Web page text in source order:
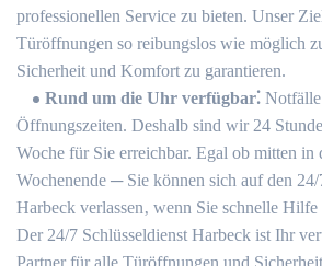
professionellen Service zu bieten.​ Unser
Türöffnungen so reibungslos wie möglich
Sicherheit und Komfort zu garantieren.
Rund um die Uhr verfügbar⁚
Öffnungszeiten.​ Deshalb sind wir 24
Woche für Sie erreichbar.​ Egal ob mitten in
Wochenende ─ Sie können sich auf den
Harbeck verlassen‚ wenn Sie schnelle Hilfe
Der 24/7 Schlüsseldienst Harbeck ist Ihr
Partner für alle Türöffnungen und